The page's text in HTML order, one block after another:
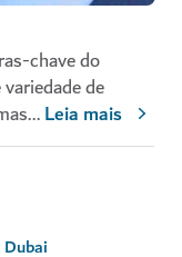
chave do
de
...Leia mais